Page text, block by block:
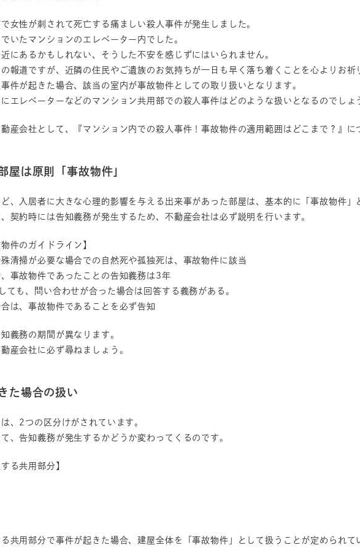
女性が刺されて死亡する痛ましい殺人事件が発生しました。
いたマンションのエレベーター内でした。
にあるかもしれない、そうした不安を感じずにはいられません。
報道ですが、近隣の住民やご遺族のお気持ちが一日も早く落ち着くことを心よりお祈
件が起きた場合、該当の室内が事故物件としての取り扱いとなります。
エレベーターなどのマンション共用部での殺人事件はどのような扱いとなるのでしょ
産会社として、『マンション内での殺人事件！事故物件の適用範囲はどこまで？』に
屋は原則「事故物件」
、入居者に大きな心理的影響を与える出来事があった部屋は、基本的に「事故物件」
契約時には告知義務が発生するため、不動産会社は必ず説明を行います。
件のガイドライン】
殊清掃が必要な場合での自然死や孤独死は、事故物件に該当
、事故物件であったことの告知義務は3年
ても、問い合わせが合った場合は回答する義務がある。
合は、事故物件であることを必ず告知
義務の期間が異なります。
産会社に必ず尋ねましょう。
た場合の扱い
、2つの区分けがされています。
、告知義務が発生するかどうか変わってくるのです。
る共用部分】
共用部分で事件が起きた場合、建屋全体を「事故物件」として扱うことが定められて